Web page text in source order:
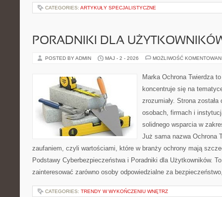
CATEGORIES: ARTYKUŁY SPECJALISTYCZNE
PORADNIKI DLA
POSTED BY ADMIN MAJ - 2 - 2026 MOŻLIWOŚĆ
Marka Ochrona Twierdza
koncentruje się na
zrozumiały. Strona
osobach, firmach i
solidnego wsparcia w
Już sama nazwa Ochrona
zaufaniem, czyli wartościami, które w branży ochrony mają
Podstawy Cyberbezpieczeństwa i Poradniki dla Użytkowników.
zainteresować zarówno osoby odpowiedzialne za
CATEGORIES: TRENDY W WYKOŃCZENIU WNĘTRZ